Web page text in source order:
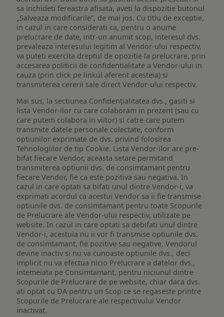
sa inchideti fereastra afisata, aveti la dispozitie butonul
„Salveaza modificarile”, de mai jos. Cu titlu de exceptie,
in cazul in care considerati ca, pentru o anume
prelucrare de date, intr-un anumit scop, interesul dvs.
prevaleaza interesului legitim al Vendor-ului respectiv,
va puteti exercita dreptul de opozitie la prelucrare, prin
accesarea politicii de confidentialitate a Vendor-ului in
cauza (prin click pe linkul aferent acesteia) si
transmiterea cererii sale direct Vendor-ului respectiv.
Mai sus, la sectiunea Confidențialitatea dvs., gasiti si
lista Vendor-ilor cu care colaboram in prezent (sau cu
care putem colabora in viitor) si catre care putem
transmite datele personale colectate, conform
optiunilor exprimate de dvs. privind folosirea
Tehnologiilor de tip Cookie. Lista Vendor-ilor are pre-
bifat fiecare Vendor, aceasta setare permitand
transmiterea optiunii dvs. de consimtamant pentru
fiecare Vendor, fie ca este pozitiva sau negativa. In
cazul in care optati sa bifati unul dintre Vendor-i, va
exprimati acordul ca acestui Vendor sa ii fie transmise
optiunile dvs. de consimtamant pentru toate Scopurile
de Prelucrare ale Vendor-ului respectiv, utilizate pe
website. In cazul in care optati sa debifati unul dintre
Vendor-i, acestuia nu ii vor fi transmise optiunile dvs.
de consimtamant, fie pozitive sau negative. Vendorul
devine inactiv si nu va cunoaste optiunile dvs., deci
implicit nu va efectua nicio Prelucrare a datelor dvs.,
intemeiata pe Consimtamant, pentru niciunul dintre
Scopurile de Prelucrare de pe website, chiar daca dvs.
ati optat cu DA pentru un Scop ce se regaseste printre
Scopurile de Prelucrare ale respectivului Vendor
inactivat.